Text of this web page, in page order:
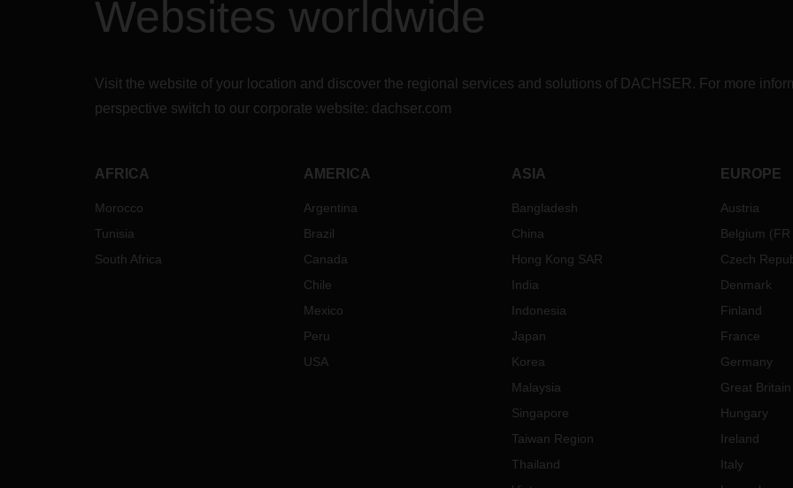
Websites worldwide
Visit the website of your location and discover the regional services and solutions of DACHSER. For more
perspective switch to our corporate website: dachser.com
AFRICA
Morocco
Tunisia
South Africa
AMERICA
Argentina
Brazil
Canada
Chile
Mexico
Peru
USA
ASIA
Bangladesh
China
Hong Kong SAR
India
Indonesia
Japan
Korea
Malaysia
Singapore
Taiwan Region
Thailand
EUROPE
Austria
Belgium (FR
Czech
Denmark
Finland
France
Germany
Great Britain
Hungary
Ireland
Italy